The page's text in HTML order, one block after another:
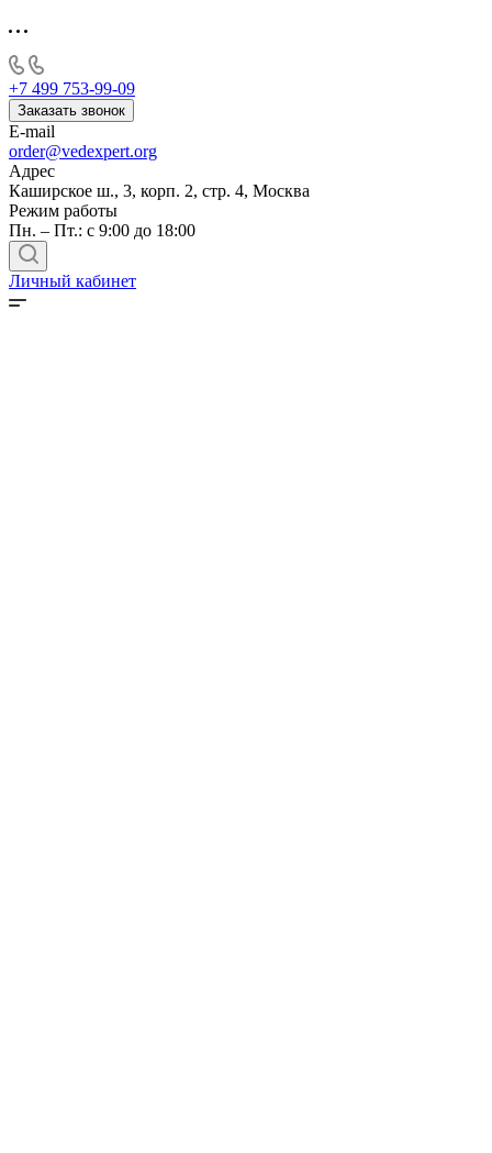
+7 499 753-99-09
Заказать звонок
E-mail
order@vedexpert.org
Адрес
Каширское ш., 3, корп. 2, стр. 4, Москва
Режим работы
Пн. – Пт.: с 9:00 до 18:00
Личный кабинет